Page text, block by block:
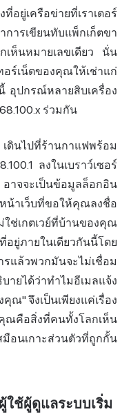
อยู่เครือข่ายที่เราเตอร์
ารเขียนทับแพ็กเก็ตขา
เห็นหมายเลขเดียว นั่น
ร์เน็ตของคุณให้เช่าแก่
อุปกรณ์หลายสิบเครื่อง
ร่วมกัน
ดินไปที่ร้านกาแฟพร้อม
ลงในเบราว์เซอร์
าจจะเป็นข้อมูลล็อกอิน
น้าเว็บที่ขอให้คุณลงชื่อ
ใช่เกตเวย์ที่บ้านของคุณ
ยู่ภายในเดียวกันนี้โดย
แล้วพวกมันจะไม่เชื่อม
ยได้ว่าทำไมอีเมลแจ้ง
ณ" จึงเป็นเพียงแค่เรื่อง
ณคือสิ่งที่คนทั้งโลกเห็น
อนเกาะส่วนตัวที่ถูกกั้น
ใช้ผู้ดูแลระบบเริ่ม